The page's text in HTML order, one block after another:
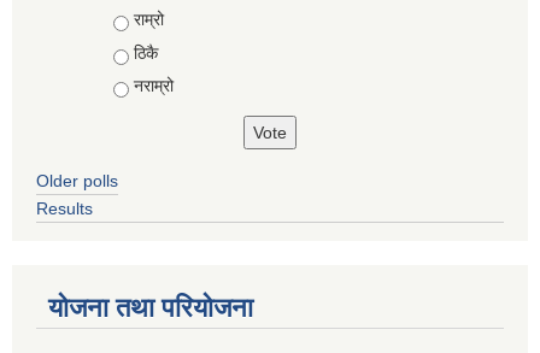
Choices
राम्रो
ठिकै
नराम्रो
Older polls
Results
योजना तथा परियोजना